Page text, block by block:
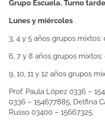
Grupo Escuela. Turno tarde
Lunes y miércoles
3, 4 y 5 años grupos mixtos:
6, 7 y 8 años grupos mixtos:
9, 10, 11 y 12 años grupos
Prof. Paula López 0336 –
0336 – 154677885, Delfina
Russo 03400 – 15667325.